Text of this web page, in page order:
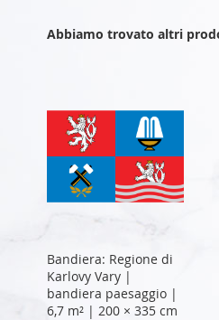
Abbiamo trovato altri
Bandiera: Regione di
Karlovy Vary |
bandiera paesaggio |
6,7 m² | 200 × 335 cm